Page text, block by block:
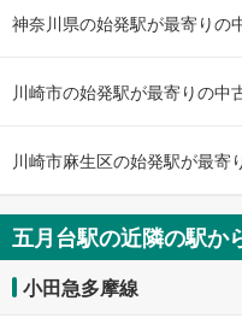
け
・
件
マ
イ
ペ
ー
神奈川県の始発駅が最寄りの
川崎市の始発駅が最寄りの中
川崎市麻生区の始発駅が最寄
五月台駅の近隣の駅か
小田急多摩線